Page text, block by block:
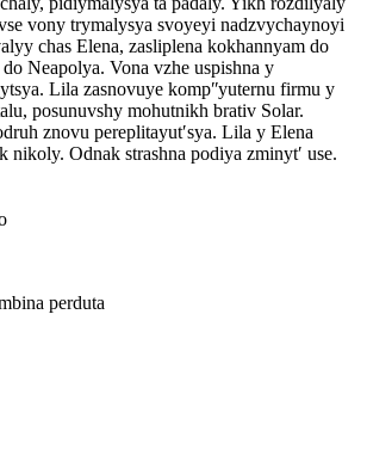
vony trymalysya svoyeyi nadzvychaynoyi
chas Elena, zasliplena kokhannyam do
Neapolya. Vona vzhe uspishna y
Lila zasnovuye kompʺyuternu firmu y
posunuvshy mohutnikh brativ Solar.
znovu pereplitayutʹsya. Lila y Elena
nikoly. Odnak strashna podiya zminytʹ use.
perduta